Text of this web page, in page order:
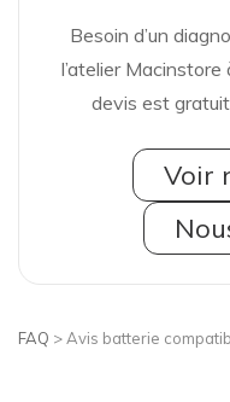
Besoin d’un
l’atelier
devis est
Voir
FAQ > Avis batterie